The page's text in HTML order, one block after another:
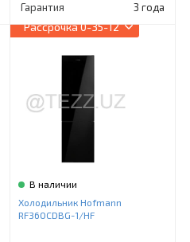
Гарантия 3 года
Рассрочка0-35-12
В наличии
Холодильник Hofmann
RF360CDBG-1/HF